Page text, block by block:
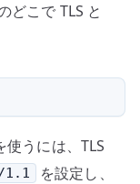
どこで TLS と
うには、TLS
1.1 を設定し、